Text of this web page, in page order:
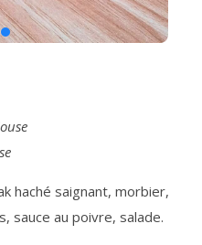
haché saignant, morbier,
sauce au poivre, salade.